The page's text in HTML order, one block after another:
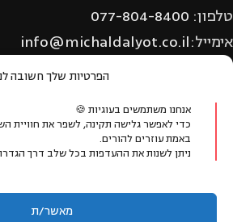
הפרטיות שלך חשובה
אנחנו משתמשים בעוגיות 🍪
כדי לאפשר גלישה תקינה, לשפר את חוויית
באמת עוזרים להורים.
ניתן לשנות את ההעדפות בכל שלב דרך
מאשר/ת
טלפון: 077-804-8400
אימייל:info@michaldalyot.co.il
וואטסאפ:
לחץ לשיחה
ניווט מהיר
הדרכת הורים